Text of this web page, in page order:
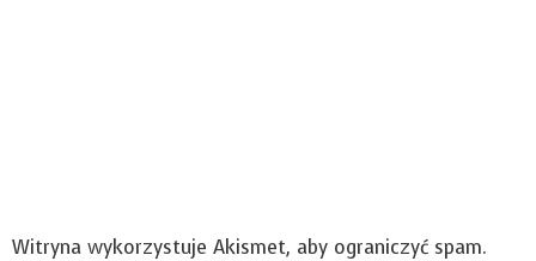
Witryna wykorzystuje Akismet, aby ograniczyć spam.